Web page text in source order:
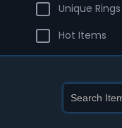
Unique Rings
Hot Items